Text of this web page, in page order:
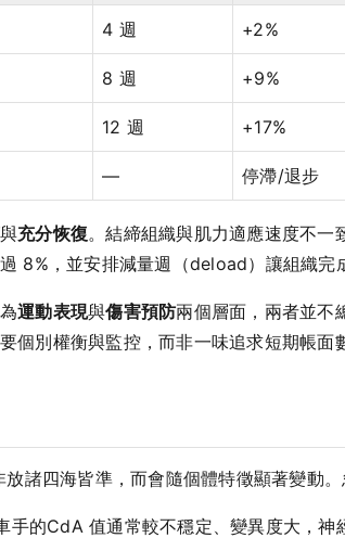
4 週 +2%
8 週 +9%
12 週 +17%
— 停滯/退步
與充分恢復。結締組織與肌力適應速度不
8%，並安排減量週（deload）讓組織完
運動表現與傷害預防兩個層面，兩者並不
個別權衡與監控，而非一味追求短期帳面
諸四海皆準，而會隨個體特徵顯著變動
手的CdA 值通常較不穩定、變異度大，